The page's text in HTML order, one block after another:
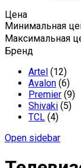
Цена
Минимальная
Максимальная
Бренд
Artel (12)
Avalon (6)
Premier (9)
Shivaki (5)
TCL (4)
Open sidebar